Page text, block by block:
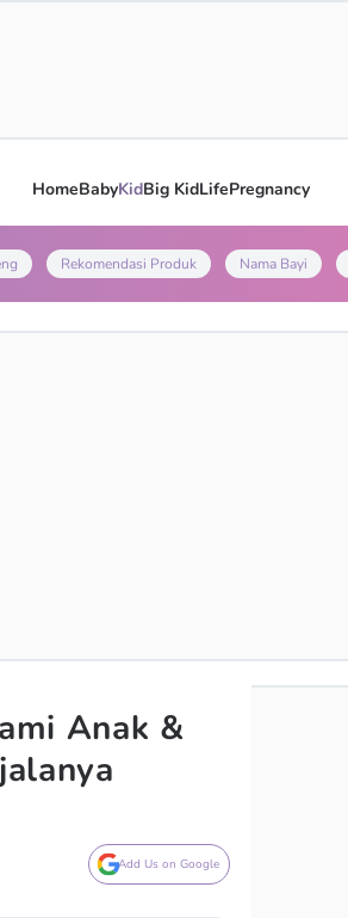
HomeBabyKidBig KidLifePregnancy
Rekomendasi Produk Nama Bayi
Anak &
Add Us on Google